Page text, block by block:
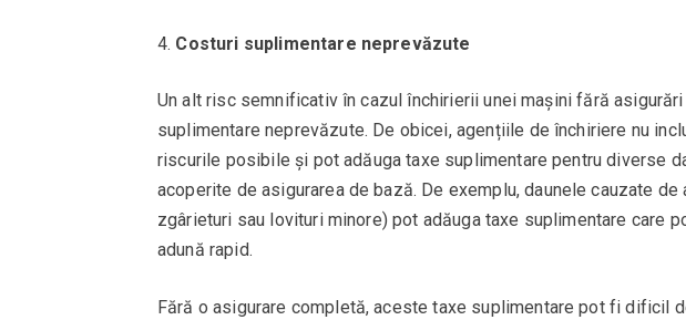
Costuri suplimentare neprevăzute
Un alt risc semnificativ în cazul închirierii unei mașini fără
suplimentare neprevăzute. De obicei, agențiile de închiriere nu
riscurile posibile și pot adăuga taxe suplimentare pentru diverse
acoperite de asigurarea de bază. De exemplu, daunele cauzate
zgârieturi sau lovituri minore) pot adăuga taxe suplimentare care
adună rapid.
Fără o asigurare completă, aceste taxe suplimentare pot fi dificil